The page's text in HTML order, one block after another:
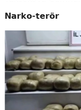
Narko-terör